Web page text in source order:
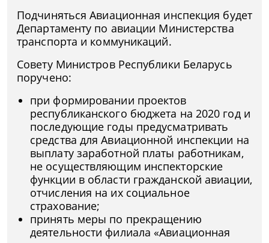
Подчиняться Авиационная инспекция будет
Департаменту по авиации Министерства
транспорта и коммуникаций.
Совету Министров Республики Беларусь
поручено:
при формировании проектов
республиканского бюджета на 2020 год и
последующие годы предусматривать
средства для Авиационной инспекции на
выплату заработной платы работникам,
не осуществляющим инспекторские
функции в области гражданской авиации,
отчисления на их социальное
страхование;
принять меры по прекращению
деятельности филиала «Авиационная